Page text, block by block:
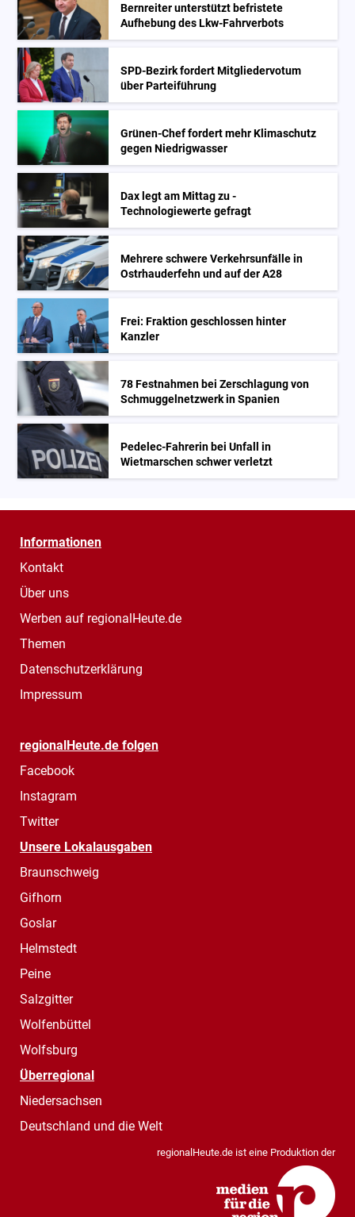
Bernreiter unterstützt befristete
Aufhebung des Lkw-Fahrverbots
SPD-Bezirk fordert Mitgliedervotum
über Parteiführung
Grünen-Chef fordert mehr Klimaschutz
gegen Niedrigwasser
Dax legt am Mittag zu -
Technologiewerte gefragt
Mehrere schwere Verkehrsunfälle in
Ostrhauderfehn und auf der A28
Frei: Fraktion geschlossen hinter
Kanzler
78 Festnahmen bei Zerschlagung von
Schmuggelnetzwerk in Spanien
Pedelec-Fahrerin bei Unfall in
Wietmarschen schwer verletzt
Informationen
Kontakt
Über uns
Werben auf regionalHeute.de
Themen
Datenschutzerklärung
Impressum
regionalHeute.de folgen
Facebook
Instagram
Twitter
Unsere Lokalausgaben
Braunschweig
Gifhorn
Goslar
Helmstedt
Peine
Salzgitter
Wolfenbüttel
Wolfsburg
Überregional
Niedersachsen
Deutschland und die Welt
regionalHeute.de ist eine Produktion der